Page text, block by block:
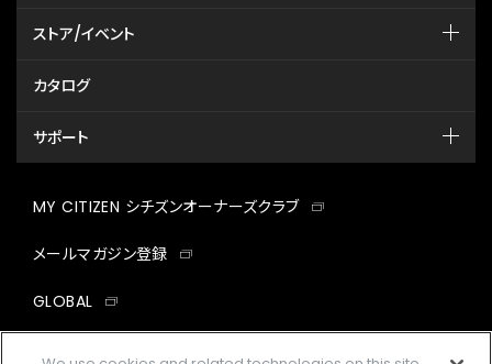
ストア/イベント
カタログ
サポート
MY CITIZEN シチズンオーナーズクラブ
メールマガジン登録
GLOBAL